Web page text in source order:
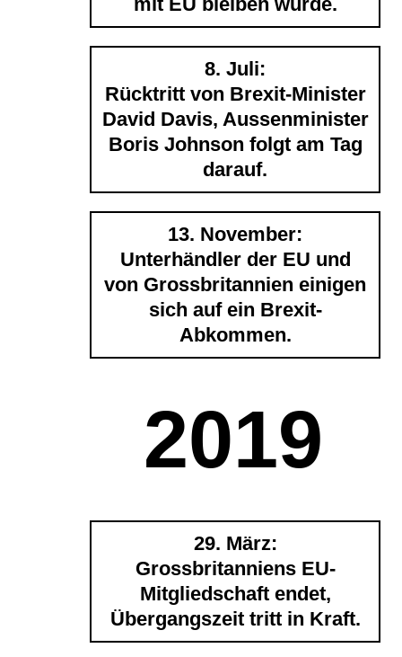
8. Juli:
Rücktritt von Brexit-Minister
David Davis, Aussenminister
Boris Johnson folgt am Tag
darauf.
13. November:
Unterhändler der EU und
von Grossbritannien einigen
sich auf ein Brexit-
Abkommen.
2019
29. März:
Grossbritanniens EU-
Mitgliedschaft endet,
Übergangszeit tritt in Kraft.